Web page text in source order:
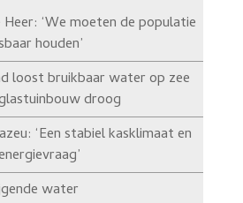
Heer: ‘We moeten de populatie
houden’
loost bruikbaar water op zee
droog
‘Een stabiel kasklimaat en
water